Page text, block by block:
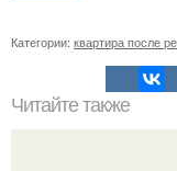
Категории: квартира после
Читайте также